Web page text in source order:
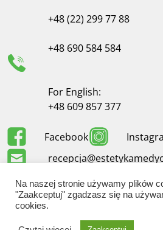
+48 (22) 299 77 88
+48 690 584 584
For English:
+48 609 857 377
Facebook
Klauzule informacyjne|Polityka
Na naszej stronie używamy plików
"Zaakceptuj" zgadzasz się na
cookies.